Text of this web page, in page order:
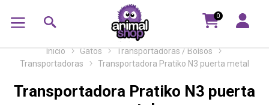
0
Inicio Gatos
Transportadoras / Bolsos
Transportadoras
Transportadora Pratiko N3 puerta metal
Transportadora Pratiko N3 puerta